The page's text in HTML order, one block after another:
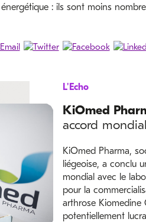
: ils sont moins
L'Echo
KiOmed
accord
KiOmed Pharma,
liégeoise, a conclu
mondial avec le
pour la
arthrose Kiomedine
potentiellement